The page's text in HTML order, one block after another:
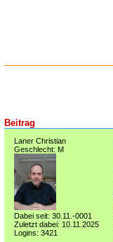
Beitrag
Laner Christian
Geschlecht: M
Dabei seit: 30.11.-0001
Zuletzt dabei: 10.11.2025
Logins: 3421